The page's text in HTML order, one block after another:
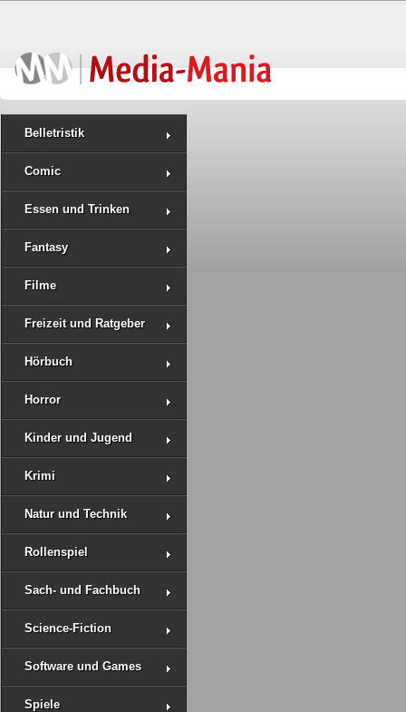
Belletristik
Comic
Essen und Trinken
Fantasy
Filme
Freizeit und Ratgeber
Hörbuch
Horror
Kinder und Jugend
Krimi
Natur und Technik
Rollenspiel
Sach- und Fachbuch
Science-Fiction
Software und Games
Spiele